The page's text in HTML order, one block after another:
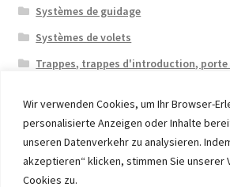
Wir verwenden Cookies, um Ihr Browser-
personalisierte Anzeigen oder Inhalte
unseren Datenverkehr zu analysieren.
akzeptieren“ klicken, stimmen Sie unserer
Cookies zu.
Systèmes de guidage
Systèmes de volets
Trappes, trappes d'introduction,
© 2026 Eruon Trade UG, Germany,